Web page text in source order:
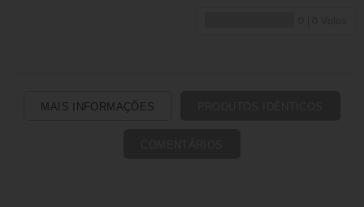
MAIS INFORMAÇÕES